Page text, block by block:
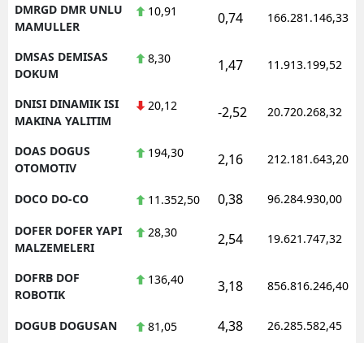
DMRGD DMR UNLU
MAMULLER
10,91 0,74 166.281.146,33
DMSAS DEMISAS
DOKUM
8,30 1,47 11.913.199,52
DNISI DINAMIK ISI
MAKINA YALITIM
20,12 -2,52 20.720.268,32
DOAS DOGUS
OTOMOTIV
194,30 2,16 212.181.643,20
DOCO DO-CO 11.352,50 0,38 96.284.930,00
DOFER DOFER YAPI
MALZEMELERI
28,30 2,54 19.621.747,32
DOFRB DOF
ROBOTIK
136,40 3,18 856.816.246,40
DOGUB DOGUSAN 81,05 4,38 26.285.582,45